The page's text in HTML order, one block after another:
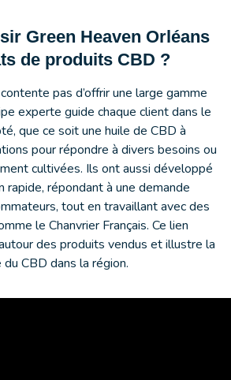
Green Heaven Orléans
de produits CBD ?
pas d’offrir une large gamme
experte guide chaque client dans le
que ce soit une huile de CBD à
pour répondre à divers besoins ou
cultivées. Ils ont aussi développé
rapide, répondant à une demande
tout en travaillant avec des
le Chanvrier Français. Ce lien
des produits vendus et illustre la
CBD dans la région.